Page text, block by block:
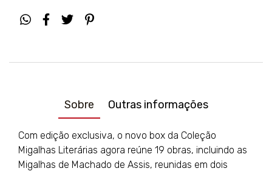
Sobre Outras informações
Com edição exclusiva, o novo box da Coleção
Migalhas Literárias agora reúne 19 obras, incluindo as
Migalhas de Machado de Assis, reunidas em dois